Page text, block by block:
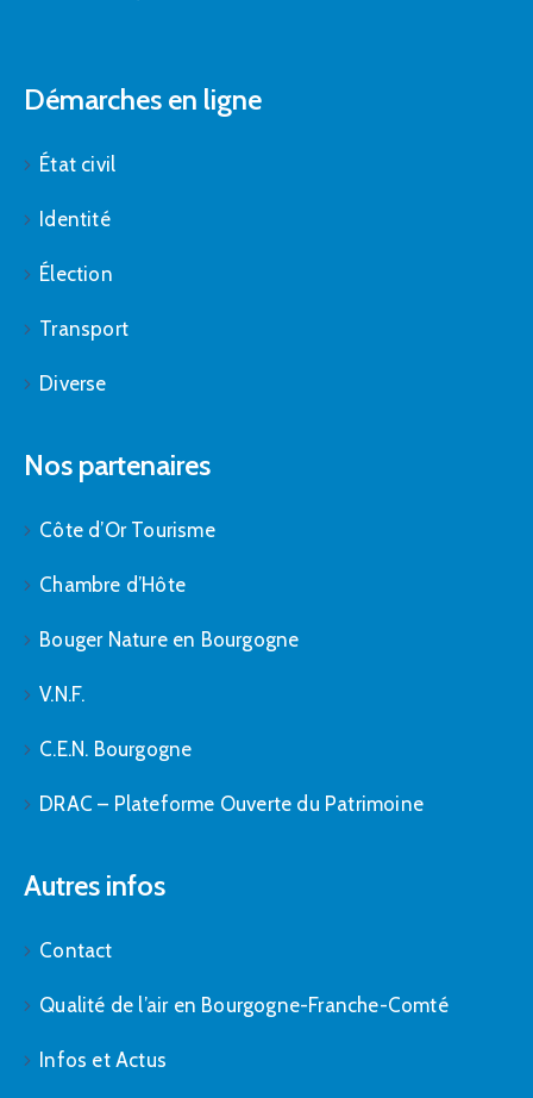
Démarches en ligne
État civil
Identité
Élection
Transport
Diverse
Nos partenaires
Côte d’Or Tourisme
Chambre d’Hôte
Bouger Nature en Bourgogne
V.N.F.
C.E.N. Bourgogne
DRAC – Plateforme Ouverte du Patrimoine
Autres infos
Contact
Qualité de l’air en Bourgogne-Franche-Comté
Infos et Actus